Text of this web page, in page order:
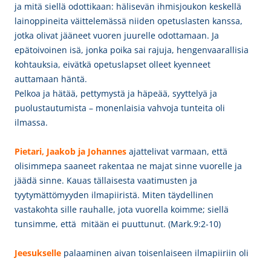
ja mitä siellä odottikaan: hälisevän ihmisjoukon keskellä
lainoppineita väittelemässä niiden opetuslasten kanssa,
jotka olivat jääneet vuoren juurelle odottamaan. Ja
epätoivoinen isä, jonka poika sai rajuja, hengenvaarallisia
kohtauksia, eivätkä opetuslapset olleet kyenneet
auttamaan häntä.
Pelkoa ja hätää, pettymystä ja häpeää, syyttelyä ja
puolustautumista – monenlaisia vahvoja tunteita oli
ilmassa.
Pietari, Jaakob ja Johannes ajattelivat varmaan, että
olisimmepa saaneet rakentaa ne majat sinne vuorelle ja
jäädä sinne. Kauas tällaisesta vaatimusten ja
tyytymättömyyden ilmapiiristä. Miten täydellinen
vastakohta sille rauhalle, jota vuorella koimme; siellä
tunsimme, että mitään ei puuttunut. (Mark.9:2-10)
Jeesukselle palaaminen aivan toisenlaiseen ilmapiiriin oli